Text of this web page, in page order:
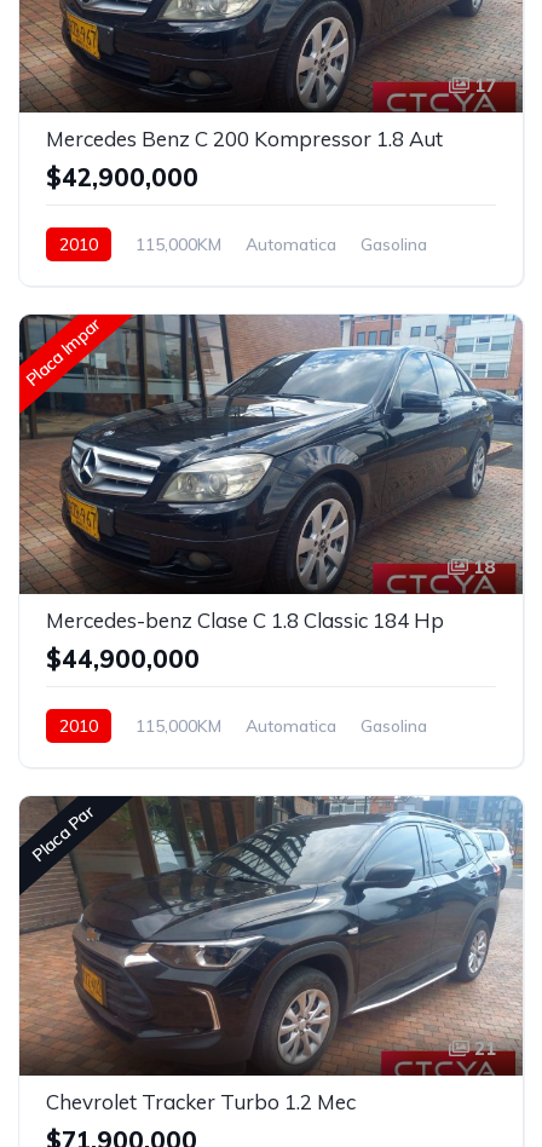
17
Mercedes Benz C 200 Kompressor 1.8 Aut
$42,900,000
2010 115,000KM Automatica
Gasolina
Placa Impar
18
Mercedes-benz Clase C 1.8 Classic 184 Hp
$44,900,000
2010 115,000KM Automatica
Gasolina
Placa Par
21
Chevrolet Tracker Turbo 1.2 Mec
$71,900,000